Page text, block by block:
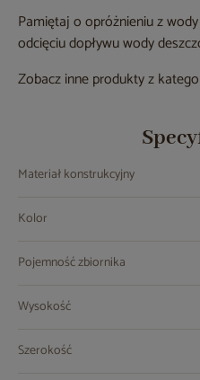
Pamiętaj o opróżnieniu z
odcięciu dopływu wody
Zobacz inne produkty z
Materiał konstrukcyjny
Kolor
Pojemność zbiornika
Wysokość
Szerokość